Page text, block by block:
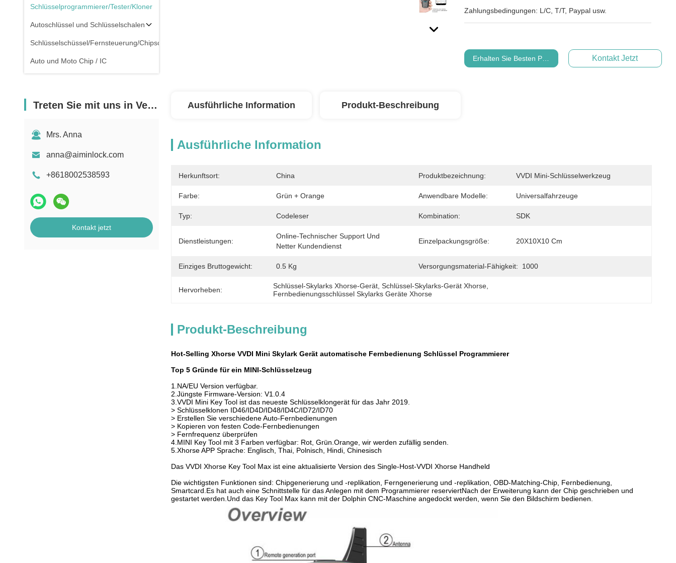
Schlüsselprogrammierer/Tester/Kloner
Autoschlüssel und Schlüsselschalen
Schlüsselschüssel/Fernsteuerung/Chipschlüssel
Auto und Moto Chip / IC
Treten Sie mit uns in Verbindung
Mrs. Anna
anna@aiminlock.com
+8618002538593
Kontakt jetzt
Zahlungsbedingungen: L/C, T/T, Paypal usw.
Erhalten Sie Besten Preis Kontakt Jetzt
Ausführliche Information Produkt-Beschreibung
Ausführliche Information
Herkunftsort: China Produktbezeichnung: VVDI Mini-Schlüsselwerkzeug
Farbe: Grün + Orange Anwendbare Modelle: Universalfahrzeuge
Typ: Codeleser Kombination: SDK
Dienstleistungen:
Online-Technischer Support Und
Netter Kundendienst
Einzelpackungsgröße: 20X10X10 Cm
Einziges Bruttogewicht: 0.5 Kg Versorgungsmaterial-Fähigkeit: 1000
Hervorheben: Schlüssel-Skylarks Xhorse-Gerät , Schlüssel-Skylarks-Gerät Xhorse
Fernbedienungsschlüssel Skylarks Geräte Xhorse
Produkt-Beschreibung
Hot-Selling Xhorse VVDI Mini Skylark Gerät automatische Fernbedienung Schlüssel Programmierer
Top 5 Gründe für ein MINI-Schlüsselzeug
1.NA/EU Version verfügbar.
2.Jüngste Firmware-Version: V1.0.4
3.VVDI Mini Key Tool ist das neueste Schlüsselklongerät für das Jahr 2019.
> Schlüsselklonen ID46/ID4D/ID48/ID4C/ID72/ID70
> Erstellen Sie verschiedene Auto-Fernbedienungen
> Kopieren von festen Code-Fernbedienungen
> Fernfrequenz überprüfen
4.MINI Key Tool mit 3 Farben verfügbar: Rot, Grün.Orange, wir werden zufällig senden.
5.Xhorse APP Sprache: Englisch, Thai, Polnisch, Hindi, Chinesisch
Das VVDI Xhorse Key Tool Max ist eine aktualisierte Version des Single-Host-VVDI Xhorse Handheld
Die wichtigsten Funktionen sind: Chipgenerierung und -replikation, Ferngenerierung und -replikation, OBD-Matching-Chip, Fernbedienung,
Smartcard.Es hat auch eine Schnittstelle für das Anlegen mit dem Programmierer reserviertNach der Erweiterung kann der Chip geschrieben und
gestartet werden.Und das Key Tool Max kann mit der Dolphin CNC-Maschine angedockt werden, wenn Sie den Bildschirm bedienen.